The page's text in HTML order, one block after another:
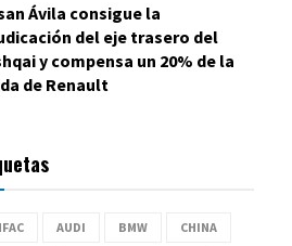
Ávila consigue la
del eje trasero del
y compensa un 20% de la
de Renault
AUDI BMW CHINA